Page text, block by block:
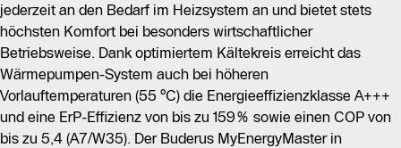
jederzeit an den Bedarf im Heizsystem an und bietet stets
höchsten Komfort bei besonders wirtschaftlicher
Betriebsweise. Dank optimiertem Kältekreis erreicht das
Wärmepumpen-System auch bei höheren
Vorlauftemperaturen (55 °C) die Energieeffizienzklasse A+++
und eine ErP-Effizienz von bis zu 159% sowie einen COP von
bis zu 5,4 (A7/W35). Der Buderus MyEnergyMaster in